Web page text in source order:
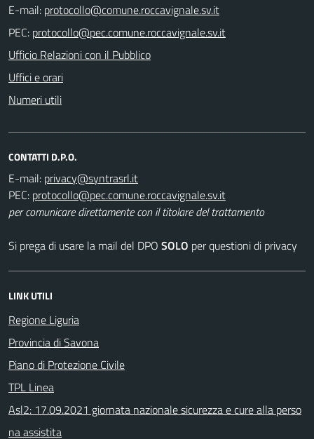
E-mail:
PEC:
Ufficio Relazioni con il Pubblico
Uffici e orari
Numeri utili
CONTATTI D.P.O.
E-mail:
PEC:
per comunicare direttamente con il titolare del trattamento
Si prega di usare la mail del DPO SOLO per questioni di privacy
LINK UTILI
Regione Liguria
Provincia di Savona
Piano di Protezione Civile
TPL Linea
Asl2: 17.09.2021 giornata nazionale sicurezza e cure alla perso
na assistita